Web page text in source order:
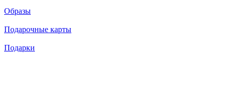
Образы
Подарочные карты
Подарки